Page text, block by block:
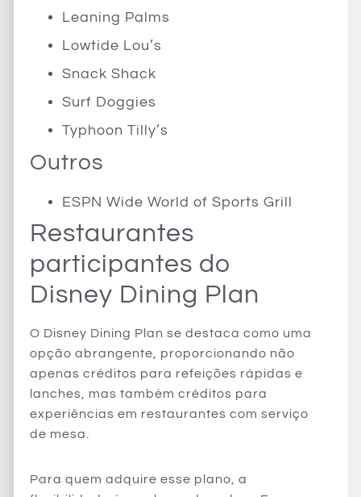
Leaning Palms
Lowtide Lou’s
Snack Shack
Surf Doggies
Typhoon Tilly’s
Outros
ESPN Wide World of Sports Grill
Restaurantes
participantes do
Disney Dining Plan
O Disney Dining Plan se destaca como uma
opção abrangente, proporcionando não
apenas créditos para refeições rápidas e
lanches, mas também créditos para
experiências em restaurantes com serviço
de mesa.
Para quem adquire esse plano, a